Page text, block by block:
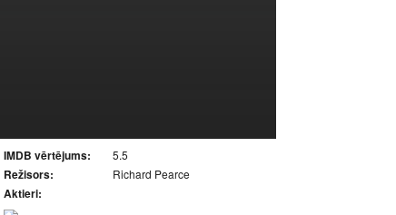
IMDB vērtējums: 5.5
Režisors: Richard Pearce
Aktieri: